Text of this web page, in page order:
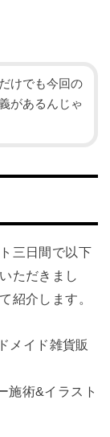
けでも今回の
があるんじゃ
三日間で以下
ただきまし
紹介します。
メイド雑貨販
施術&イラスト